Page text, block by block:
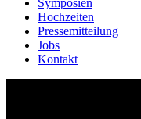
Symposien
Hochzeiten
Pressemitteilung
Jobs
Kontakt